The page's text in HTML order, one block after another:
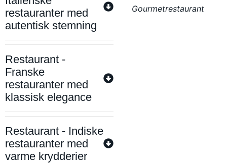
restauranter med
autentisk stemning
Restaurant -
Franske
restauranter med
klassisk elegance
Restaurant - Indiske
restauranter med
varme krydderier
Gourmetrestaurant